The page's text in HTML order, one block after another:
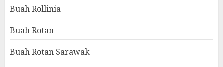
Buah Rollinia
Buah Rotan
Buah Rotan Sarawak